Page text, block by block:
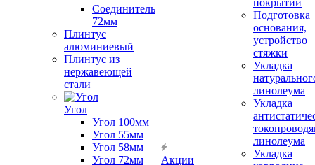
Соединитель
72мм
Плинтус
алюминиевый
Плинтус из
нержавеющей
стали
Угол
Угол 100мм
Угол 55мм
Угол 58мм
Угол 72мм
Акции
Подготовка
основания,
устройство
стяжки
Укладка
линолеума
Укладка
линолеума
Укладка